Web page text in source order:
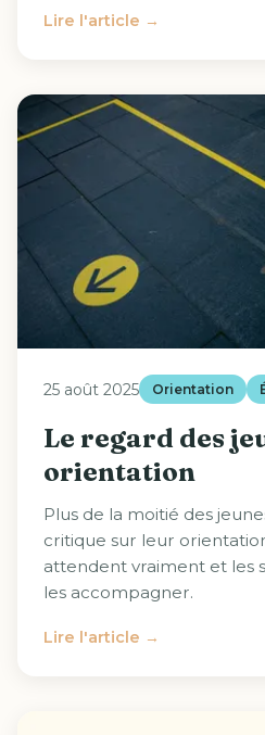
Lire l'article →
25 août 2025 Orientation
Le regard des
orientation
Plus de la moitié des
critique sur leur
attendent vraiment et les
les accompagner.
Lire l'article →